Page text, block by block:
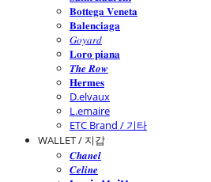
𝐁𝐨𝐭𝐭𝐞𝐠𝐚 𝐕𝐞𝐧𝐞𝐭𝐚
𝐁𝐚𝐥𝐞𝐧𝐜𝐢𝐚𝐠𝐚
𝐺𝑜𝑦𝑎𝑟𝑑
𝐋𝐨𝐫𝐨 𝐩𝐢𝐚𝐧𝐚
𝑻𝒉𝒆 𝑹𝒐𝒘
𝐇𝐞𝐫𝐦𝐞𝐬
D.elvaux
L.emaire
ETC Brand / 기타
WALLET / 지갑
𝑪𝒉𝒂𝒏𝒆𝒍
𝑪𝒆𝒍𝒊𝒏𝒆